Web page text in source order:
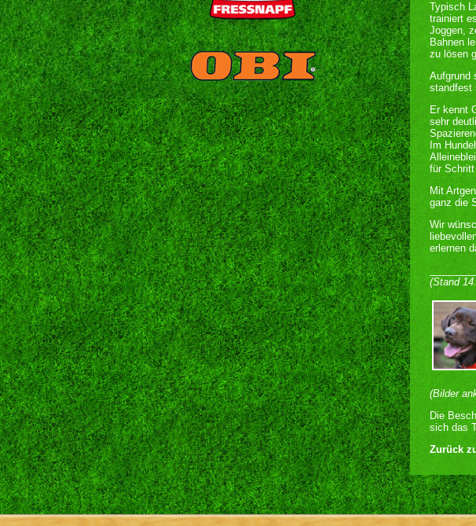
Typisch
trainiert
Joggen,
Bahnen
zu lösen
Aufgrund
standfest
Er kennt
sehr
Im
für
Mit
ganz die
Wir
erlernen
(Stand
(Bilder
Die
sich das
Zurück